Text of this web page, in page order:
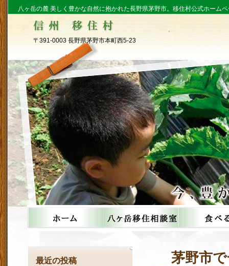
八ヶ岳の麓 美しく豊かな自然に抱かれた長野県茅野市。移住村公式ホーム
〒391-0003 長野県茅野市本町西5-23
茅野市
最近の投稿